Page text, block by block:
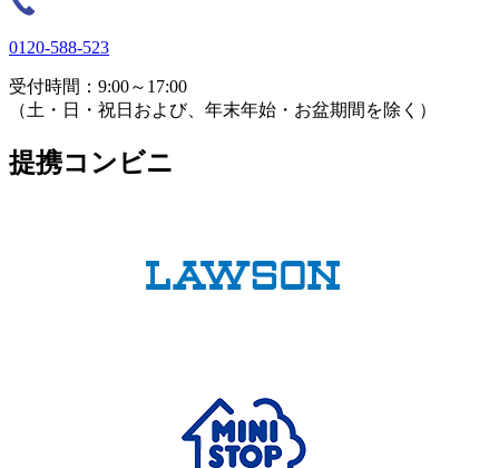
0120-588-523
受付時間：9:00～17:00
（土・日・祝日および、年末年始・お盆期間を除く）
提携コンビニ